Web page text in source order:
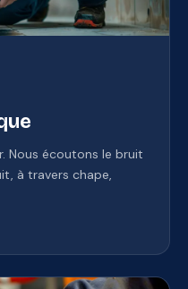
Nous écoutons le bruit
à travers chape,